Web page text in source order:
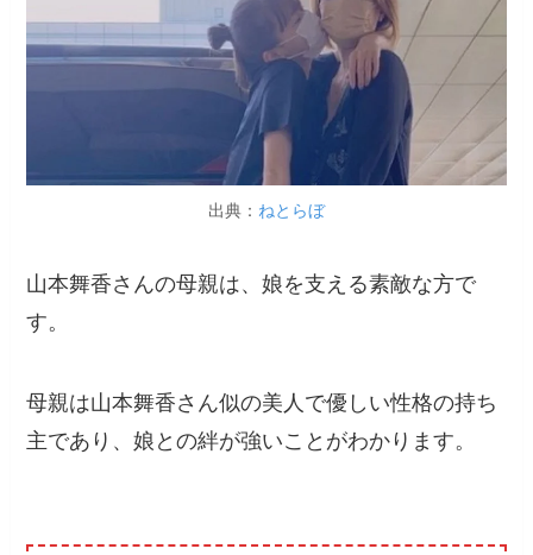
出典： ねとらぼ
山本舞香さんの母親は、娘を支える素敵な方で
す。
母親は山本舞香さん似の美人で優しい性格の持ち
主であり、娘との絆が強いことがわかります。